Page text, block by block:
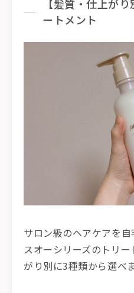
【髪質・仕上が
ートメント
サロン級のヘアケアを
スオーシリーズのトリ
がり別に3種類から選べま